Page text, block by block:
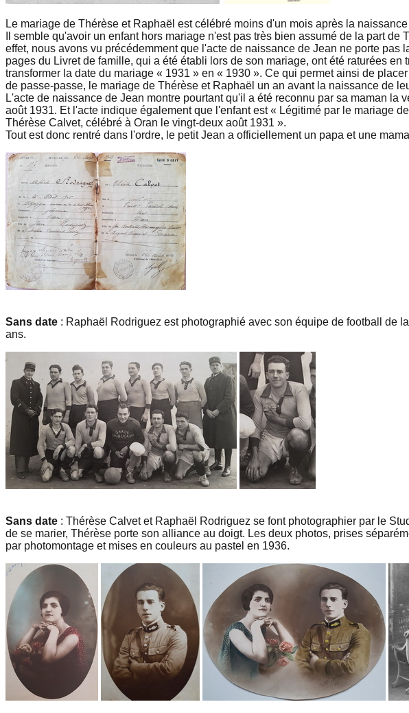
Le mariage de Thérèse et Raphaël est célébré moins d'un mois après la
Il semble qu'avoir un enfant hors mariage n'est pas très bien assumé de la part de
effet, nous avons vu précédemment que l'acte de naissance de Jean ne porte pas
pages du Livret de famille, qui a été établi lors de son mariage, ont été raturées en
transformer la date du mariage « 1931 » en « 1930 ». Ce qui permet ainsi de
de passe-passe, le mariage de Thérèse et Raphaël un an avant la naissance de
L'acte de naissance de Jean montre pourtant qu'il a été reconnu par sa maman la
août 1931. Et l'acte indique également que l'enfant est « Légitimé par le mariage
Thérèse Calvet, célébré à Oran le vingt-deux août 1931 ».
Tout est donc rentré dans l'ordre, le petit Jean a officiellement un papa et une
Sans date : Raphaël Rodriguez est photographié avec son équipe de football de
ans.
Sans date : Thérèse Calvet et Raphaël Rodriguez se font photographier par le
de se marier, Thérèse porte son alliance au doigt. Les deux photos, prises
par photomontage et mises en couleurs au pastel en 1936.